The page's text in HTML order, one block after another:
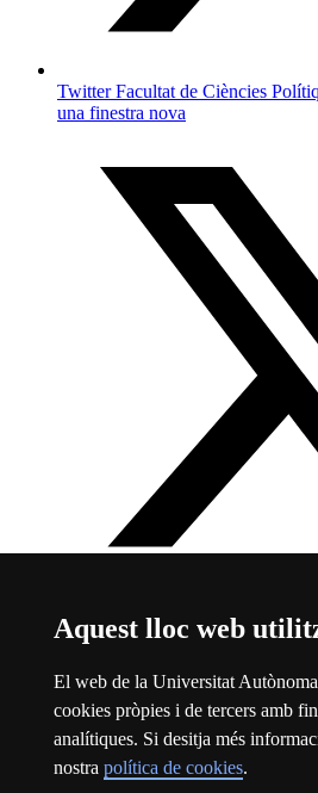
Aquest lloc web
El web de la Universitat
cookies pròpies i de tercers amb
analítiques. Si desitja més
nostra política de cookies.
Twitter Facultat de Ciències
una finestra nova
nova
Sobre el web
Universitat Autònoma de Barcelona
Avís legalAquest enllaç s'obre en
Protecció de dadesAquest enllaç